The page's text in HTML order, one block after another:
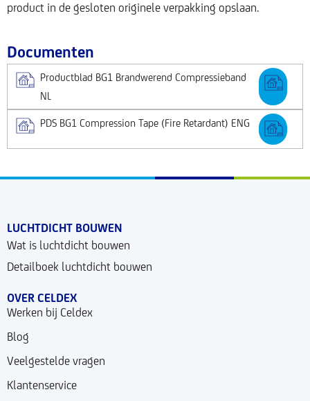
product in de gesloten originele verpakking opslaan.
Documenten
Productblad BG1 Brandwerend Compressieband
NL
PDS BG1 Compression Tape (Fire Retardant) ENG
LUCHTDICHT BOUWEN
Wat is luchtdicht bouwen
Detailboek luchtdicht bouwen
OVER CELDEX
Werken bij Celdex
Blog
Veelgestelde vragen
Klantenservice